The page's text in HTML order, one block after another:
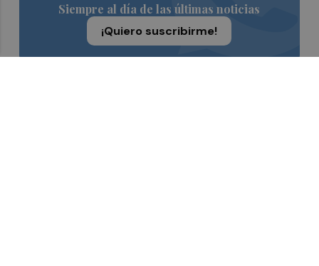
Siempre al día de las últimas noticias
¡Quiero suscribirme!